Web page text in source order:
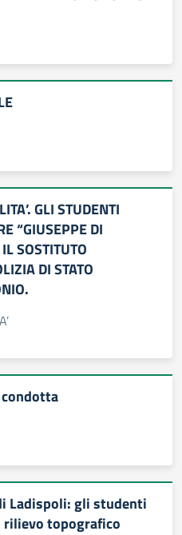
GLI STUDENTI
“GIUSEPPE DI
SOSTITUTO
DI STATO
Ladispoli: gli studenti
rilievo topografico